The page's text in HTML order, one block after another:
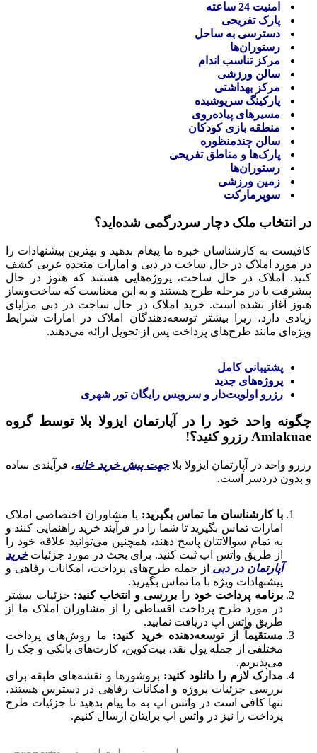
امنیت 24 ساعته
پارک تفریحی
دسترسی به ساحل
رستوران‌ها
مرکز تناسب اندام
سالن ورزشی
مرکز بهداشتی
پارکینگ سرپوشیده
مسیرهای پیاده‌روی
منطقه بازی کودکان
سالن چندمنظوره
پارک‌ها و مناطق تفریحی
رستوران‌ها
زمین ورزشی
سوپرمارکت
در انتخاب ملک دچار سردرگمی شده‌اید؟
کافیست به کارشناسان خبره ما پیغام بدهید و بهترین پیشنهادات را
در مورد املاک در حال ساخت در دبی و امارات متحده عربی کشف
کنید. املاک در حال ساخت، پروژه‌هایی هستند که هنوز در حال
پیشرفت یا در مرحله طرح هستند و به این معناست که ساخت‌وساز
هنوز آغاز نشده است. خرید املاک در حال ساخت در دبی مزایای
زیادی دارد، زیرا بیشتر توسعه‌دهندگان املاک در امارات شرایط
ویژه‌ای مانند طرح‌های پرداخت پس از تحویل ارائه می‌دهند.
پشتیبانی کامل
پروژه‌های جدید
رزرو اولویت‌دار و سرویس رایگان تور شهری
چگونه واحد خود را در آپارتمان ایزولا بلا توسط گروه
Amlakuae رزرو کنید؟!
رزرو واحد در آپارتمان ایزولا بلا جهت پیش خرید خانه، فرآیندی ساده
و بدون دردسر است.
با کارشناسان ما تماس بگیرید: با مشاوران اختصاصی املاک
امارات تماس بگیرید تا شما را در فرآیند خرید راهنمایی کنند و
به تمام سوالاتتان پاسخ دهند، همچنین می‌توانید علاقه خود را
از طریق واتس اپ ثبت کنید. برای بحث در مورد جزئیاتخرید
آپارتمان در دبی از جمله طرح‌های پرداخت، امکانات رفاهی و
پیشنهادات ویژه با ما تماس بگیرید.
برنامه پرداخت خود را بررسی و انتخاب کنید: جزئیات بیشتر
در مورد طرح پرداخت اقساطی را از مشاوران املاک ما از
طریق واتس اپ دریافت نمایید.
مستقیماً از توسعه‌دهنده خرید کنید: ما روش‌های پرداخت
مختلفی از جمله پول نقد، بیت‌کوین، کارت‌های بانکی و چک را
می‌پذیریم.
مدارک لازم را دانلود کنید: بروشورها و نقشه‌های طبقه برای
بررسی جزئیات پروژه و امکانات رفاهی در دسترس هستند،
تنها کافی است در واتس اپ به ما پیام بدهید تا جزئیات طرح
پرداخت را نیز در واتس اپ برایتان ارسال کنیم.